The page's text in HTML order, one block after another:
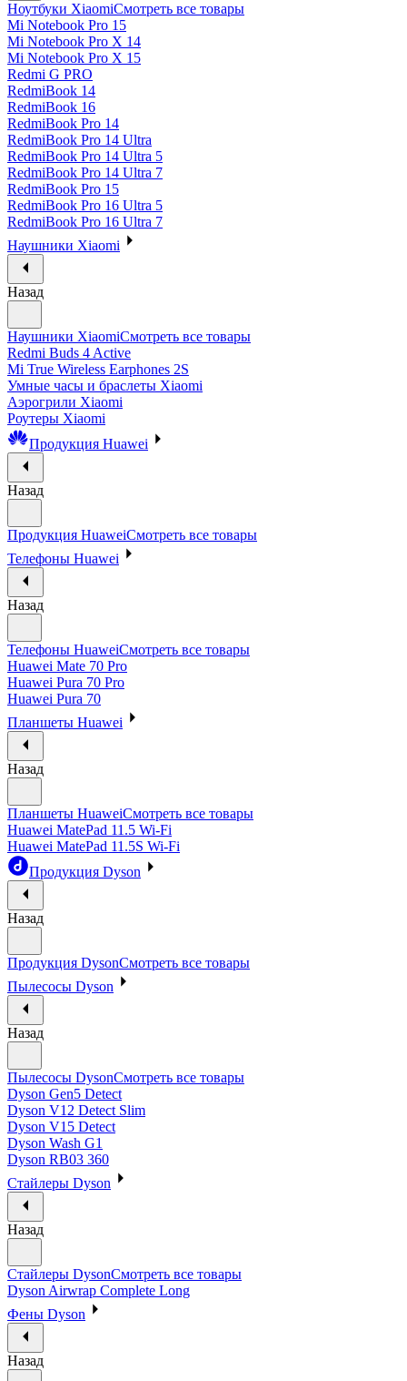
Ноутбуки XiaomiСмотреть все товары
Mi Notebook Pro 15
Mi Notebook Pro X 14
Mi Notebook Pro X 15
Redmi G PRO
RedmiBook 14
RedmiBook 16
RedmiBook Pro 14
RedmiBook Pro 14 Ultra
RedmiBook Pro 14 Ultra 5
RedmiBook Pro 14 Ultra 7
RedmiBook Pro 15
RedmiBook Pro 16 Ultra 5
RedmiBook Pro 16 Ultra 7
Наушники Xiaomi
Назад
Наушники XiaomiСмотреть все товары
Redmi Buds 4 Active
Mi True Wireless Earphones 2S
Умные часы и браслеты Xiaomi
Аэрогрили Xiaomi
Роутеры Xiaomi
Продукция Huawei
Назад
Продукция HuaweiСмотреть все товары
Телефоны Huawei
Назад
Телефоны HuaweiСмотреть все товары
Huawei Mate 70 Pro
Huawei Pura 70 Pro
Huawei Pura 70
Планшеты Huawei
Назад
Планшеты HuaweiСмотреть все товары
Huawei MatePad 11.5 Wi-Fi
Huawei MatePad 11.5S Wi-Fi
Продукция Dyson
Назад
Продукция DysonСмотреть все товары
Пылесосы Dyson
Назад
Пылесосы DysonСмотреть все товары
Dyson Gen5 Detect
Dyson V12 Detect Slim
Dyson V15 Detect
Dyson Wash G1
Dyson RB03 360
Стайлеры Dyson
Назад
Стайлеры DysonСмотреть все товары
Dyson Airwrap Complete Long
Фены Dyson
Назад